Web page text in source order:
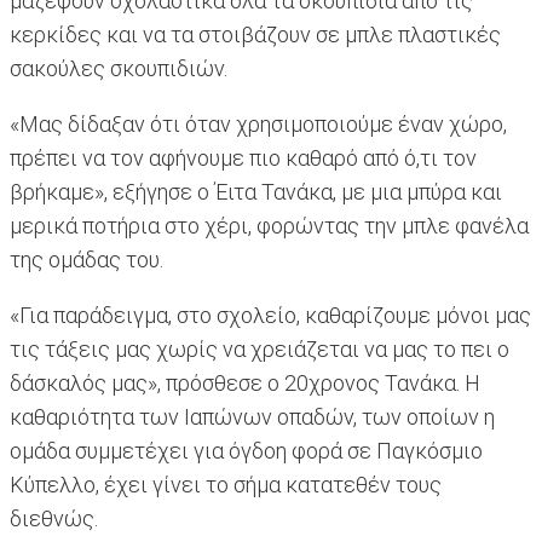
κερκίδες και να τα στοιβάζουν σε μπλε πλαστικές
σακούλες σκουπιδιών.
«Μας δίδαξαν ότι όταν χρησιμοποιούμε έναν χώρο,
πρέπει να τον αφήνουμε πιο καθαρό από ό,τι τον
βρήκαμε», εξήγησε ο Έιτα Τανάκα, με μια μπύρα και
μερικά ποτήρια στο χέρι, φορώντας την μπλε φανέλα
της ομάδας του.
«Για παράδειγμα, στο σχολείο, καθαρίζουμε μόνοι μας
τις τάξεις μας χωρίς να χρειάζεται να μας το πει ο
δάσκαλός μας», πρόσθεσε ο 20χρονος Τανάκα. Η
καθαριότητα των Ιαπώνων οπαδών, των οποίων η
ομάδα συμμετέχει για όγδοη φορά σε Παγκόσμιο
Κύπελλο, έχει γίνει το σήμα κατατεθέν τους
διεθνώς.